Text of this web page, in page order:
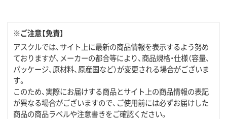
※ご注意【免責】
アスクルでは、サイト上に最新の商品情報を表示するよう努め
ておりますが、メーカーの都合等により、商品規格・仕様（容量、
パッケージ、原材料、原産国など）が変更される場合がございま
す。
このため、実際にお届けする商品とサイト上の商品情報の表記
が異なる場合がございますので、ご使用前には必ずお届けした
商品の商品ラベルや注意書きをご確認ください。